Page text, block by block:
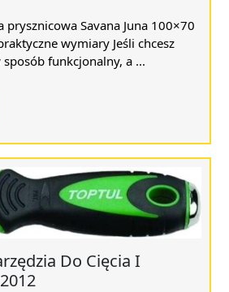
prysznicowa Savana Juna 100×70
wymiary Jeśli chcesz
sposób funkcjonalny, a ...
Do Cięcia I